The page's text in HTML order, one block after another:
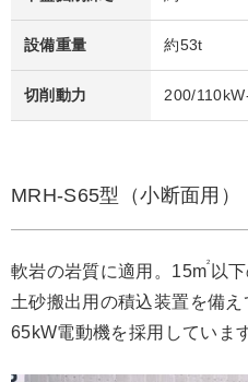
設備重量 約53t
切削動力 200/
MRH-S65型（小断面用）
軟岩の岩質に適用。15m2 以
土砂搬出用の積込装置を備
65kW電動機を採用していま